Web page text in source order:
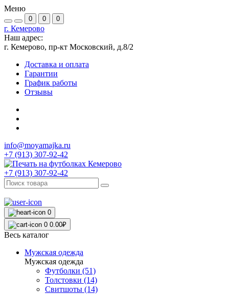
Меню
0 0 0
г. Кемерово
Наш адрес:
г. Кемерово, пр-кт Московский, д.8/2
Доставка и оплата
Гарантии
График работы
Отзывы
info@moyamajka.ru
+7 (913) 307-92-42
+7 (913) 307-92-42
0
0 0.00₽
Весь каталог
Мужская одежда
Мужская одежда
Футболки (51)
Толстовки (14)
Свитшоты (14)